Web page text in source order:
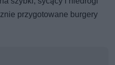
przygotowane burgery